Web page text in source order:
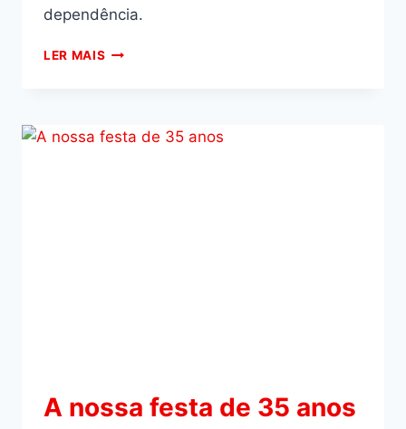
dependência.
LER MAIS
A nossa festa de 35 anos